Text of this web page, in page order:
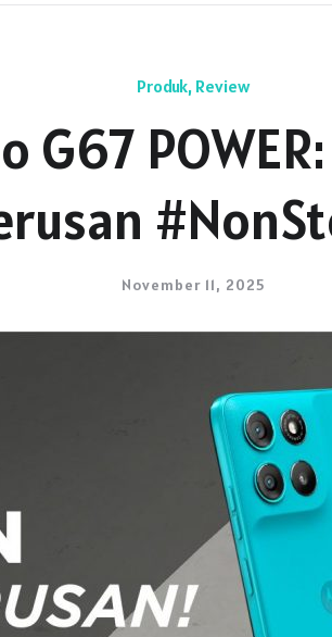
Produk, Review
G67
November 11, 2025